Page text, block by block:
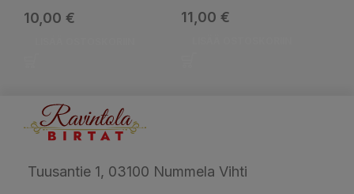
10,00€ 11,00 €
Tuusantie 1, 03100 Nummela Vihti